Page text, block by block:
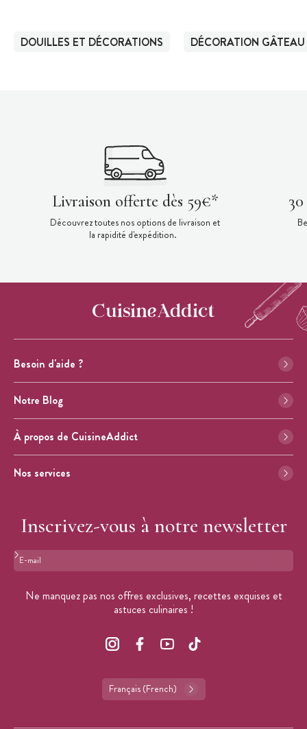
DOUILLES ET DÉCORATIONS DÉCORATION GÂTEAU
Livraison offerte dès 59€*
Découvrez toutes nos options de livraison et
la rapidité d'expédition.
Besoin d'aide ?
Notre Blog
À propos de CuisineAddict
Nos services
Inscrivez-vous à notre newsletter
Format : adresse@email.com
Ne manquez pas nos offres exclusives, recettes exquises et
astuces culinaires !
Français (French)